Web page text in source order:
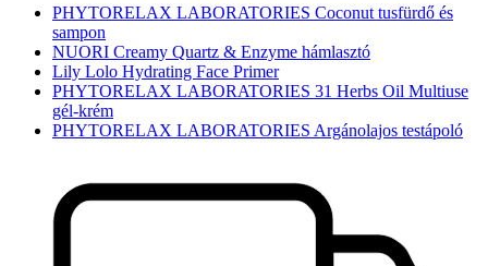
PHYTORELAX LABORATORIES Coconut tusfürdő és
sampon
NUORI Creamy Quartz & Enzyme hámlasztó
Lily Lolo Hydrating Face Primer
PHYTORELAX LABORATORIES 31 Herbs Oil Multiuse
gél-krém
PHYTORELAX LABORATORIES Argánolajos testápoló